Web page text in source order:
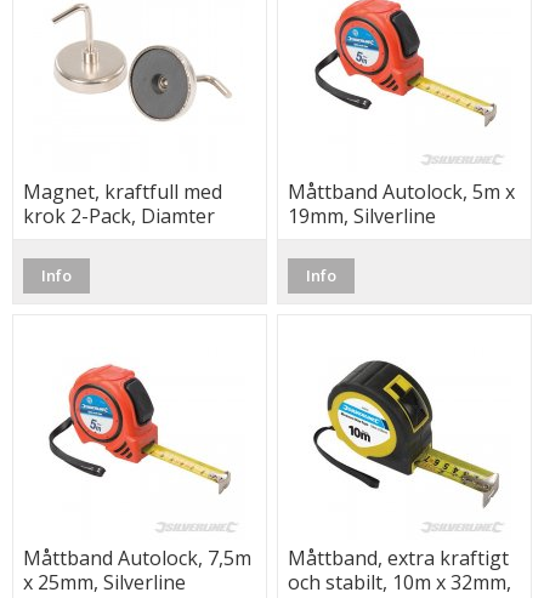
Magnet, kraftfull med
krok 2-Pack, Diamter
Info
Måttband Autolock, 5m x
19mm, Silverline
Info
Måttband Autolock, 7,5m
x 25mm, Silverline
Måttband, extra kraftigt
och stabilt, 10m x 32mm,